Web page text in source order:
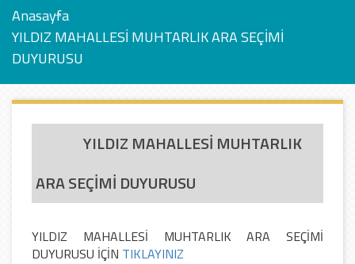
Anasayfa
YILDIZ MAHALLESİ MUHTARLIK ARA SEÇİMİ
DUYURUSU
YILDIZ MAHALLESİ MUHTARLIK
ARA SEÇİMİ DUYURUSU
YILDIZ MAHALLESİ MUHTARLIK ARA SEÇİMİ
DUYURUSU İÇİN TIKLAYINIZ